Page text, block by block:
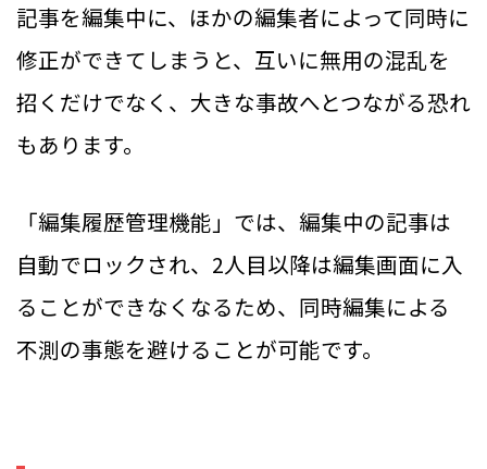
記事を編集中に、ほかの編集者によって同時に
修正ができてしまうと、互いに無用の混乱を
招くだけでなく、大きな事故へとつながる恐れ
もあります。
「編集履歴管理機能」では、編集中の記事は
自動でロックされ、2人目以降は編集画面に入
ることができなくなるため、同時編集による
不測の事態を避けることが可能です。